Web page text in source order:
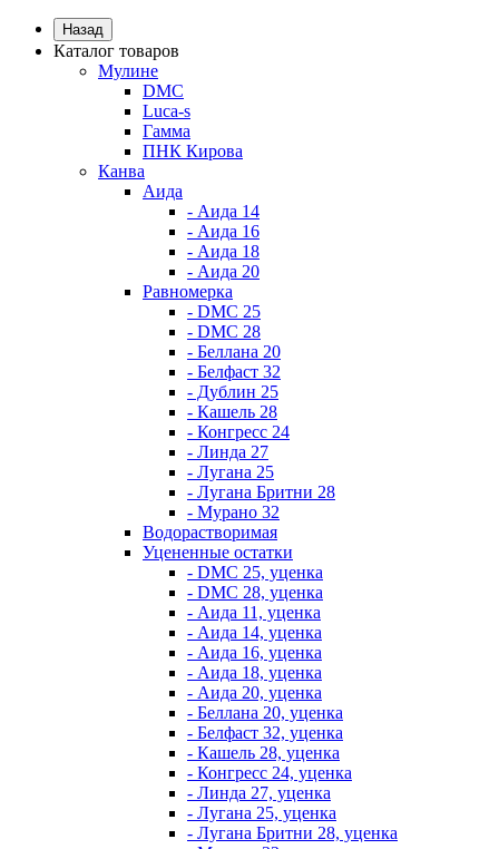
Назад
Каталог товаров
Мулине
DMC
Luca-s
Гамма
ПНК Кирова
Канва
Аида
- Аида 14
- Аида 16
- Аида 18
- Аида 20
Равномерка
- DMC 25
- DMC 28
- Беллана 20
- Белфаст 32
- Дублин 25
- Кашель 28
- Конгресс 24
- Линда 27
- Лугана 25
- Лугана Бритни 28
- Мурано 32
Водорастворимая
Уцененные остатки
- DMC 25, уценка
- DMC 28, уценка
- Аида 11, уценка
- Аида 14, уценка
- Аида 16, уценка
- Аида 18, уценка
- Аида 20, уценка
- Беллана 20, уценка
- Белфаст 32, уценка
- Кашель 28, уценка
- Конгресс 24, уценка
- Линда 27, уценка
- Лугана 25, уценка
- Лугана Бритни 28, уценка